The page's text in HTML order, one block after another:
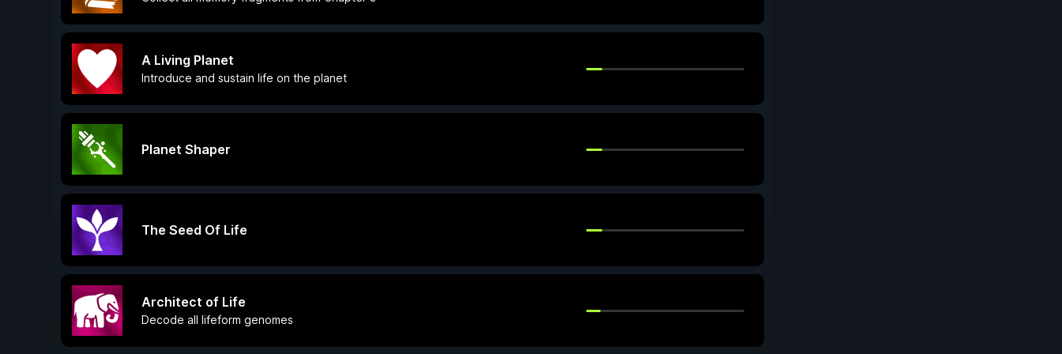
A Living Planet
Introduce and sustain life on the planet
Planet Shaper
The Seed Of Life
Architect of Life
Decode all lifeform genomes